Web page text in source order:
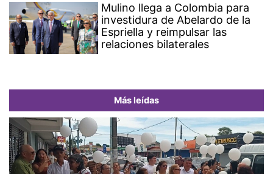
Mulino llega a Colombia para
investidura de Abelardo de la
Espriella y reimpulsar las
relaciones bilaterales
Más leídas